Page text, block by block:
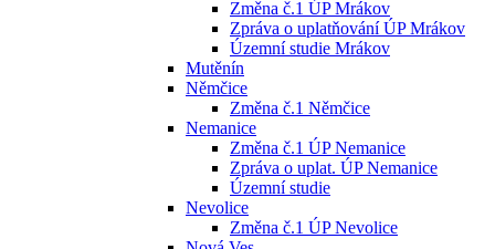
Změna č.1 ÚP Mrákov
Zpráva o uplatňování ÚP Mrákov
Územní studie Mrákov
Mutěnín
Němčice
Změna č.1 Němčice
Nemanice
Změna č.1 ÚP Nemanice
Zpráva o uplat. ÚP Nemanice
Územní studie
Nevolice
Změna č.1 ÚP Nevolice